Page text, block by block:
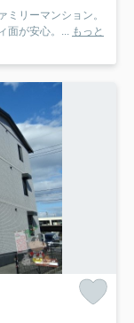
リーマンション。
面が安心。...
もっと